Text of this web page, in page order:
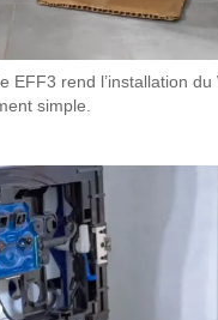
EFF3 rend l’installation du
simple.